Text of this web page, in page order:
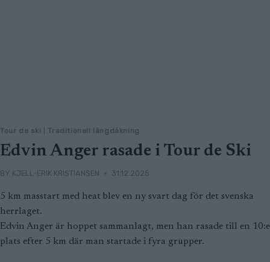
Tour de ski Traditionell längdåkning
Edvin Anger rasade i Tour de Ski
BY KJELL-ERIK KRISTIANSEN 31.12.2025
5 km masstart med heat blev en ny svart dag för det svenska
herrlaget.
Edvin Anger är hoppet sammanlagt, men han rasade till en 10:e
plats efter 5 km där man startade i fyra grupper.